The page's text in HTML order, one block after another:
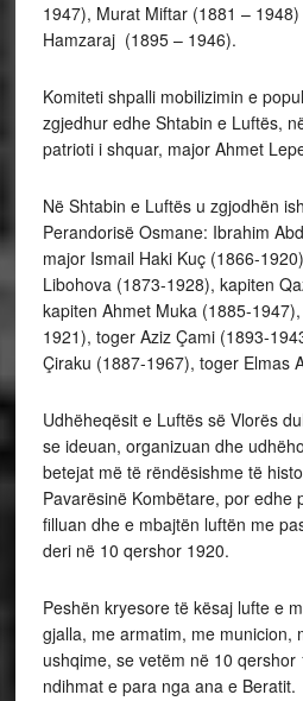
1947), Murat Miftar (1881 –
Hamzaraj (1895 – 1946).
Komiteti shpalli mobilizimin e
zgjedhur edhe Shtabin e Luftës,
patrioti i shquar, major Ahmet
Në Shtabin e Luftës u zgjodhën
Perandorisë Osmane: Ibrahim
major Ismail Haki Kuç (1866-
Libohova (1873-1928), kapiten
kapiten Ahmet Muka (1885-
1921), toger Aziz Çami (1893-
Çiraku (1887-1967), toger Elmas
Udhëheqësit e Luftës së Vlorës
se ideuan, organizuan dhe
betejat më të rëndësishme të
Pavarësinë Kombëtare, por edhe
filluan dhe e mbajtën luftën me
deri në 10 qershor 1920.
Peshën kryesore të kësaj lufte e
gjalla, me armatim, me municion,
ushqime, se vetëm në 10
ndihmat e para nga ana e Beratit.